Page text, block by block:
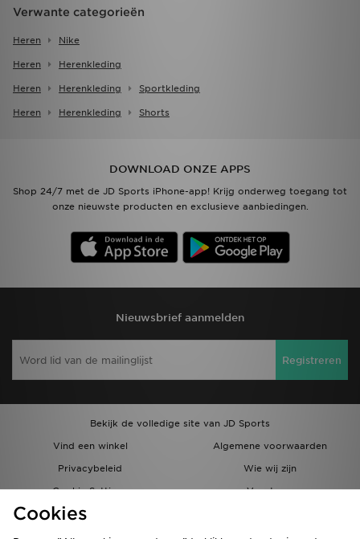
Verwante categorieën
Heren Nike
Heren Herenkleding
Heren Herenkleding Sportkleding
Heren Herenkleding Shorts
DOWNLOAD ONZE APPS
Shop 24/7 met de JD Sports iPhone-app! Krijg onderweg toegang tot
onze nieuwste producten en exclusieve aanbiedingen.
Nieuwsbrief aanmelden
Registreren
Bekijk de volledige site van JD Sports
Vind een winkel
Algemene voorwaarden
Privacybeleid
Wie wij zijn
Cookie Settings
Vacatures
Bestellingen en Levering
Cookies